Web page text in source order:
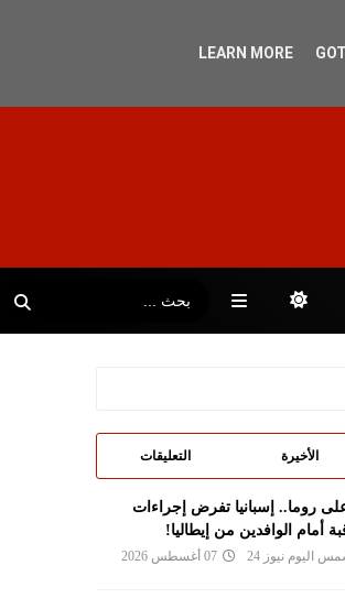
الأخيرة التعليقات
روما.. إسبانيا تفرض إجراءات
أمام الوافدين من إيطاليا!
اليوم نيوز 24 07 أغسطس 2026
LEARN MORE